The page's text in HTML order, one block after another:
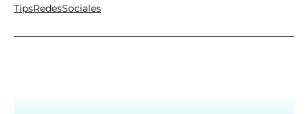
TipsRedesSociales